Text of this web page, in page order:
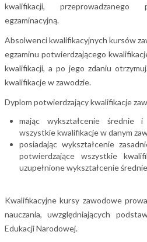
kwalifikacji,
egzaminacyjną.
Absolwenci kwalifikacyjnych kursów
egzaminu potwierdzającego
kwalifikacji, a po jego zdaniu
kwalifikacje w zawodzie.
Dyplom potwierdzający kwalifikacje
mając wykształcenie średnie
wszystkie kwalifikacje w danym
posiadając wykształcenie
potwierdzające wszystkie
uzupełnione wykształcenie
Kwalifikacyjne kursy zawodowe
nauczania, uwzględniających
Edukacji Narodowej.